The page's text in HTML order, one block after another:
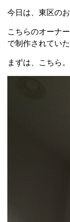
今日は、東区の
こちらのオーナ
で制作されていた
まずは、こちら。